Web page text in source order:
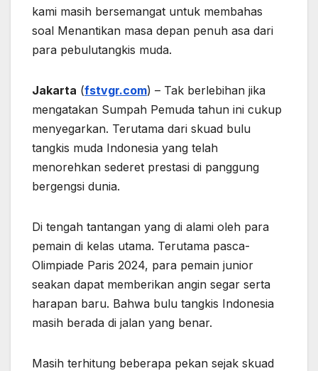
kami masih bersemangat untuk membahas
soal Menantikan masa depan penuh asa dari
para pebulutangkis muda.
Jakarta (fstvgr.com) – Tak berlebihan jika
mengatakan Sumpah Pemuda tahun ini cukup
menyegarkan. Terutama dari skuad bulu
tangkis muda Indonesia yang telah
menorehkan sederet prestasi di panggung
bergengsi dunia.
Di tengah tantangan yang di alami oleh para
pemain di kelas utama. Terutama pasca-
Olimpiade Paris 2024, para pemain junior
seakan dapat memberikan angin segar serta
harapan baru. Bahwa bulu tangkis Indonesia
masih berada di jalan yang benar.
Masih terhitung beberapa pekan sejak skuad